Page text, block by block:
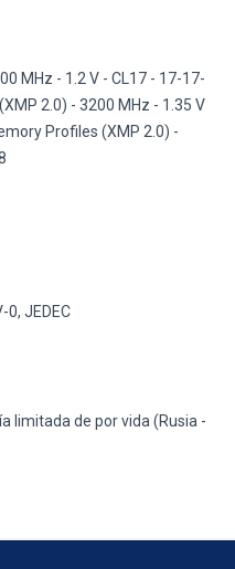
MHz - 1.2 V - CL17 - 17-17-
2.0) - 3200 MHz - 1.35 V
Profiles (XMP 2.0) -
0, JEDEC
limitada de por vida (Rusia -